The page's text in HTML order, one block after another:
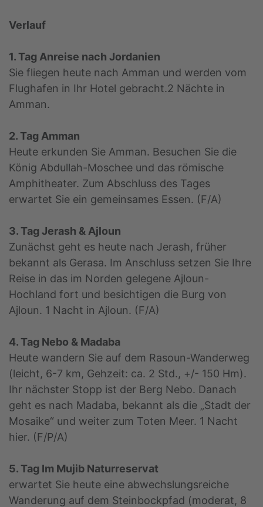
Verlauf
1. Tag Anreise nach Jordanien
Sie fliegen heute nach Amman und werden vom
Flughafen in Ihr Hotel gebracht.2 Nächte in
Amman.
2. Tag Amman
Heute erkunden Sie Amman. Besuchen Sie die
König Abdullah-Moschee und das römische
Amphitheater. Zum Abschluss des Tages
erwartet Sie ein gemeinsames Essen. (F/A)
3. Tag Jerash & Ajloun
Zunächst geht es heute nach Jerash, früher
bekannt als Gerasa. Im Anschluss setzen Sie Ihre
Reise in das im Norden gelegene Ajloun-
Hochland fort und besichtigen die Burg von
Ajloun. 1 Nacht in Ajloun. (F/A)
4. Tag Nebo & Madaba
Heute wandern Sie auf dem Rasoun-Wanderweg
(leicht, 6-7 km, Gehzeit: ca. 2 Std., +/- 150 Hm).
Ihr nächster Stopp ist der Berg Nebo. Danach
geht es nach Madaba, bekannt als die „Stadt der
Mosaike“ und weiter zum Toten Meer. 1 Nacht
hier. (F/P/A)
5. Tag Im Mujib Naturreservat
erwartet Sie heute eine abwechslungsreiche
Wanderung auf dem Steinbockpfad (moderat, 8